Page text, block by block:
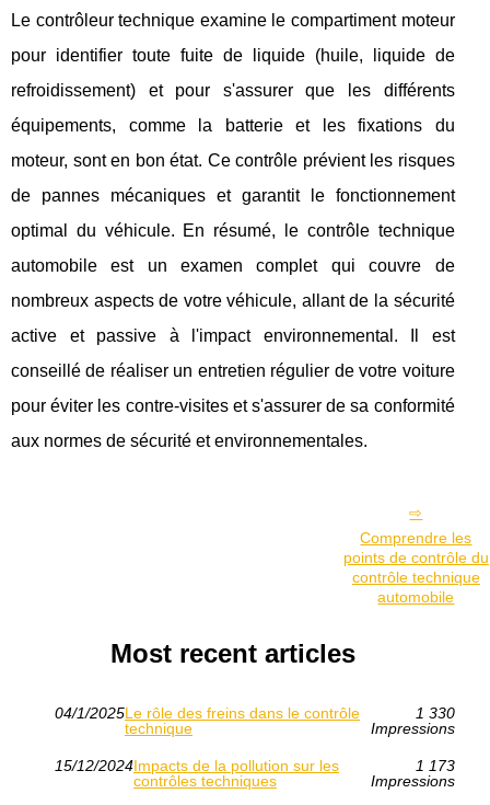
Le contrôleur technique examine le compartiment moteur
pour identifier toute fuite de liquide (huile, liquide de
refroidissement) et pour s'assurer que les différents
équipements, comme la batterie et les fixations du
moteur, sont en bon état. Ce contrôle prévient les risques
de pannes mécaniques et garantit le fonctionnement
optimal du véhicule. En résumé, le contrôle technique
automobile est un examen complet qui couvre de
nombreux aspects de votre véhicule, allant de la sécurité
active et passive à l'impact environnemental. Il est
conseillé de réaliser un entretien régulier de votre voiture
pour éviter les contre-visites et s'assurer de sa conformité
aux normes de sécurité et environnementales.
Comprendre les
points de contrôle du
contrôle technique
automobile
Most recent articles
04/1/2025Le rôle des freins dans le contrôle
technique
1 330
Impressions
15/12/2024Impacts de la pollution sur les
contrôles techniques
1 173
Impressions